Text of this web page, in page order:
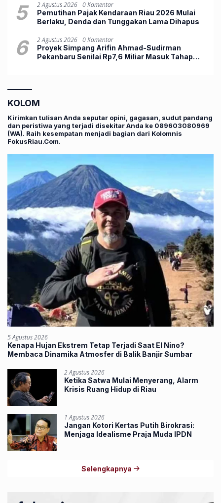
5 2 Agustus 2026 0 Komentar
Pemutihan Pajak Kendaraan Riau 2026 Mulai
Berlaku, Denda dan Tunggakan Lama Dihapus
6 2 Agustus 2026 0 Komentar
Proyek Simpang Arifin Ahmad-Sudirman
Pekanbaru Senilai Rp7,6 Miliar Masuk Tahap
KOLOM
Kirimkan tulisan Anda seputar opini, gagasan, sudut pandang
dan peristiwa yang terjadi disekitar Anda ke 089603080969
(WA). Raih kesempatan menjadi bagian dari Kolomnis
FokusRiau.Com.
5 Agustus 2026
Kenapa Hujan Ekstrem Tetap Terjadi Saat El Nino?
Membaca Dinamika Atmosfer di Balik Banjir Sumbar
2 Agustus 2026
Ketika Satwa Mulai Menyerang, Alarm
Krisis Ruang Hidup di Riau
1 Agustus 2026
Jangan Kotori Kertas Putih Birokrasi:
Menjaga Idealisme Praja Muda IPDN
Selengkapnya